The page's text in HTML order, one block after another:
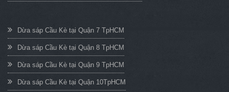
Dừa sáp Cầu Kè tại Quận 7 TpHCM
Dừa sáp Cầu Kè tại Quận 8 TpHCM
Dừa sáp Cầu Kè tại Quận 9 TpHCM
Dừa sáp Cầu Kè tại Quận 10TpHCM